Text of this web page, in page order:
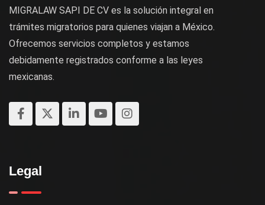
MIGRALAW SAPI DE CV es la solución integral en
trámites migratorios para quienes viajan a México.
Ofrecemos servicios completos y estamos
debidamente registrados conforme a las leyes
mexicanas.
Legal